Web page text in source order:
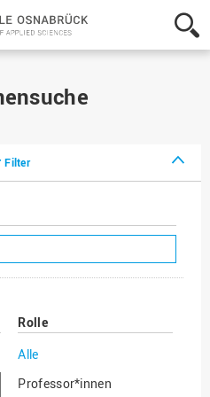
Hochschule
Osnabrück
-
Filter
Rolle
Alle
Professor*innen